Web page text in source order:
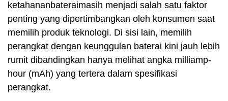
ketahananbateraimasih menjadi salah satu faktor
penting yang dipertimbangkan oleh konsumen saat
memilih produk teknologi. Di sisi lain, memilih
perangkat dengan keunggulan baterai kini jauh lebih
rumit dibandingkan hanya melihat angka milliamp-
hour (mAh) yang tertera dalam spesifikasi
perangkat.